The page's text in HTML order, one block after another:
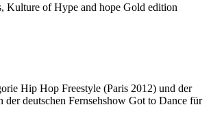
Kulture of Hype and hope Gold edition
Hip Hop Freestyle (Paris 2012) und der
der deutschen Fernsehshow Got to Dance für